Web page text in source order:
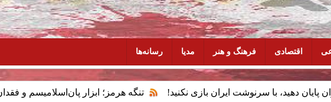
اقتصادی فرهنگ و هنر مدیا رسانه‌ها
سرنوشت ایران بازی نکنید! تنگه هرمز؛ ابزار پان‌اسلامیسم و فقدان سیاست ملی